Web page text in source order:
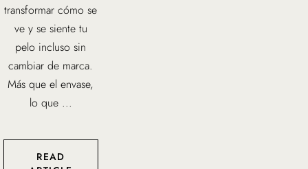
transformar cómo se
ve y se siente tu
pelo incluso sin
cambiar de marca.
Más que el envase,
lo que ...
READ